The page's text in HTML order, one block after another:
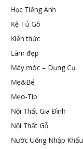
Học Tiếng Anh
Kệ Tủ Gỗ
Kiến thức
Làm đẹp
Máy móc – Dụng Cụ
Mẹ&Bé
Mẹo-Típ
Nội Thất Gia Đình
Nội Thất Gỗ
Nước Uống Nhập Khẩu